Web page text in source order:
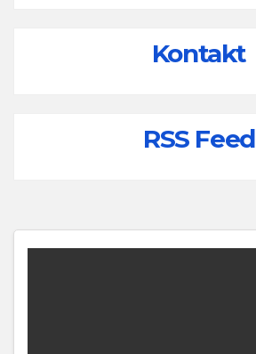
Kontakt
RSS Feed